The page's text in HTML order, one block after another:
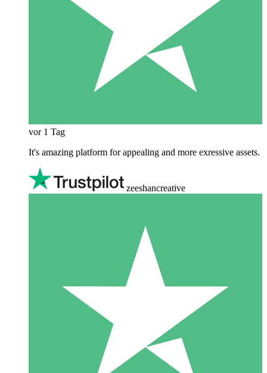
vor 1 Tag
It's amazing platform for appealing and more exressive assets.
zeeshancreative